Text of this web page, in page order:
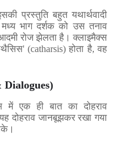
प्रस्तुति बहुत यथार्थवादी
भाग दर्शक को उस तनाव
रोज झेलता है। क्लाइमैक्स
' (catharsis)होता है,वह
Dialogues)
एक ही बात का दोहराव
दोहराव जानबूझकर रखा गया